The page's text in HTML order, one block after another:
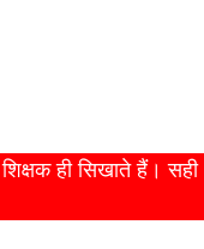
ही सिखाते हैं। सही